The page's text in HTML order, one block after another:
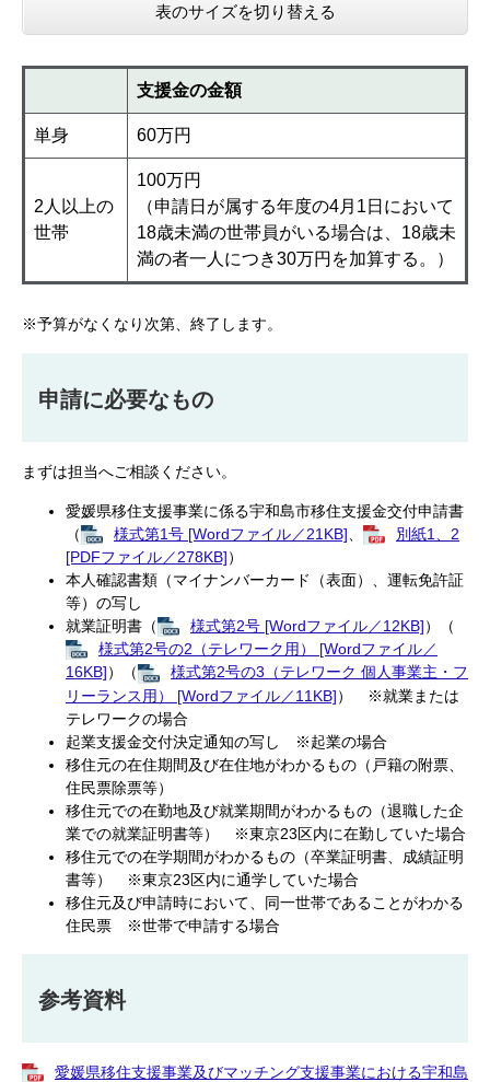
表のサイズを切り替える
支援金の金額
単身 60万円
2人以上の
世帯
100万円
（申請日が属する年度の4月1日において
18歳未満の世帯員がいる場合は、18歳未
満の者一人につき30万円を加算する。）
※予算がなくなり次第、終了します。​
申請に必要なもの​
まずは担当へご相談ください。
愛媛県移住支援事業に係る宇和島市移住支援金交付申請書
（
様式第1号 [Wordファイル／21KB]
別紙1、2
[PDFファイル／278KB]）
本人確認書類（マイナンバーカード（表面）、運転免許証
等）の写し
就業証明書（
様式第2号 [Wordファイル／12KB]）（
様式第2号の2（テレワーク用） [Wordファイル／
16KB]）（
様式第2号の3（テレワーク 個人事業主・フ
リーランス用） [Wordファイル／11KB]） ※就業または
テレワークの場合
起業支援金交付決定通知の写し ※起業の場合
移住元の在住期間及び在住地がわかるもの（戸籍の附票、
住民票除票等）
移住元での在勤地及び就業期間がわかるもの（退職した企
業での就業証明書等） ※東京23区内に在勤していた場合
移住元での在学期間がわかるもの（卒業証明書、成績証明
書等） ※東京23区内に通学していた場合
移住元及び申請時において、同一世帯であることがわかる
住民票 ※世帯で申請する場合
参考資料
愛媛県移住支援事業及びマッチング支援事業における宇和島